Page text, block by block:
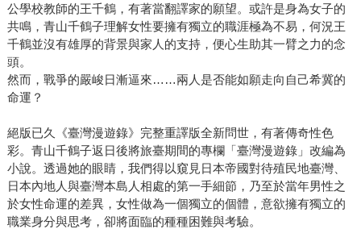
公學校教師的王千鶴，有著當翻譯家的願望。或許是身為女子的
共鳴，青山千鶴子理解女性要擁有獨立的職涯極為不易，何況王
千鶴並沒有雄厚的背景與家人的支持，便心生助其一臂之力的念
頭。
然而，戰爭的嚴峻日漸逼來……兩人是否能如願走向自己希冀的
命運？
絕版已久《臺灣漫遊錄》完整重譯版全新問世，有著傳奇性色
彩。青山千鶴子返日後將旅臺期間的專欄「臺灣漫遊錄」改編為
小說。透過她的眼睛，我們得以窺見日本帝國對待殖民地臺灣、
日本內地人與臺灣本島人相處的第一手細節，乃至於當年男性之
於女性命運的差異，女性做為一個獨立的個體，意欲擁有獨立的
職業身分與思考，卻將面臨的種種困難與考驗。